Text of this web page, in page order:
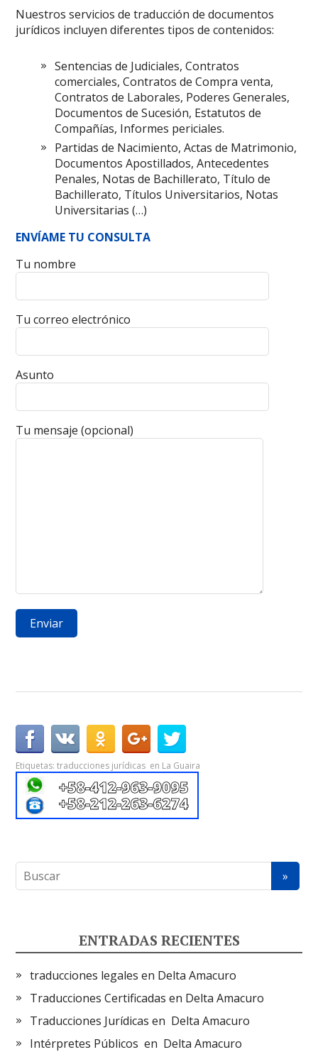
Nuestros servicios de traducción de documentos
jurídicos incluyen diferentes tipos de contenidos:
Sentencias de Judiciales, Contratos
comerciales, Contratos de Compra venta,
Contratos de Laborales, Poderes Generales,
Documentos de Sucesión, Estatutos de
Compañías, Informes periciales.
Partidas de Nacimiento, Actas de Matrimonio,
Documentos Apostillados, Antecedentes
Penales, Notas de Bachillerato, Título de
Bachillerato, Títulos Universitarios, Notas
Universitarias (…)
ENVÍAME TU CONSULTA
Tu nombre
Tu correo electrónico
Asunto
Tu mensaje (opcional)
Etiquetas:traducciones jurídicas en La Guaira
ENTRADAS RECIENTES
traducciones legales en Delta Amacuro
Traducciones Certificadas en Delta Amacuro
Traducciones Jurídicas en Delta Amacuro
Intérpretes Públicos en Delta Amacuro